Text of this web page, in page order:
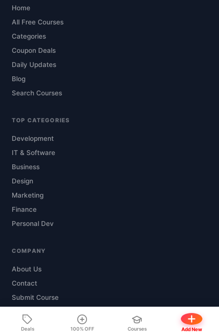
Home
All Free Courses
Categories
Coupon Deals
Daily Updates
Blog
Search Courses
TOP CATEGORIES
Development
IT & Software
Business
Design
Marketing
Finance
Personal Dev
COMPANY
About Us
Contact
Submit Course
Terms & Conditions
Deals 100% OFF Courses Add New